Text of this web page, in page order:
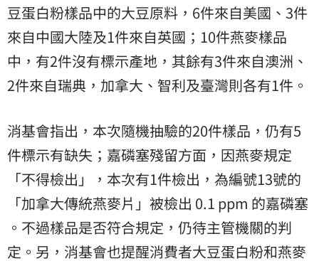
豆蛋白粉樣品中的大豆原料，6件來自美國、3件
來自中國大陸及1件來自英國；10件燕麥樣品
中，有2件沒有標示產地，其餘有3件來自澳洲、
2件來自瑞典，加拿大、智利及臺灣則各有1件。
消基會指出，本次隨機抽驗的20件樣品，仍有5
件標示有缺失；嘉磷塞殘留方面，因燕麥規定
「不得檢出」，本次有1件檢出，為編號13號的
「加拿大傳統燕麥片」被檢出 0.1 ppm 的嘉磷塞
。不過樣品是否符合規定，仍待主管機關的判
定。另，消基會也提醒消費者大豆蛋白粉和燕麥